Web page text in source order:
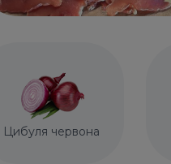
Цибуля червона